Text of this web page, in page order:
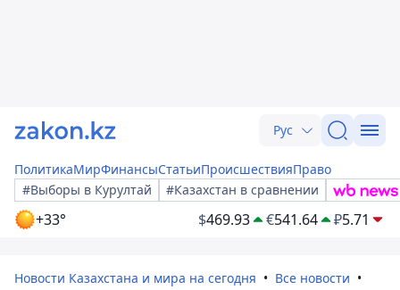
Рус
ПолитикаМирФинансыСтатьиПроисшествияПраво
#Выборы в Курултай
#Казахстан в сравнении
+33° $469.93 €541.64 ₽5.71
Новости Казахстана и мира на сегодня
Все новости